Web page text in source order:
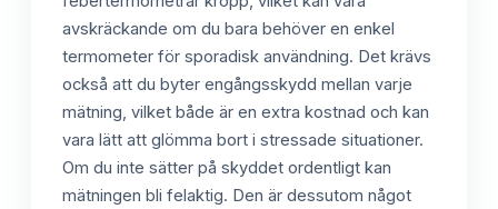
avskräckande om du bara behöver en enkel
termometer för sporadisk användning. Det krävs
också att du byter engångsskydd mellan varje
mätning, vilket både är en extra kostnad och kan
vara lätt att glömma bort i stressade situationer.
Om du inte sätter på skyddet ordentligt kan
mätningen bli felaktig. Den är dessutom något